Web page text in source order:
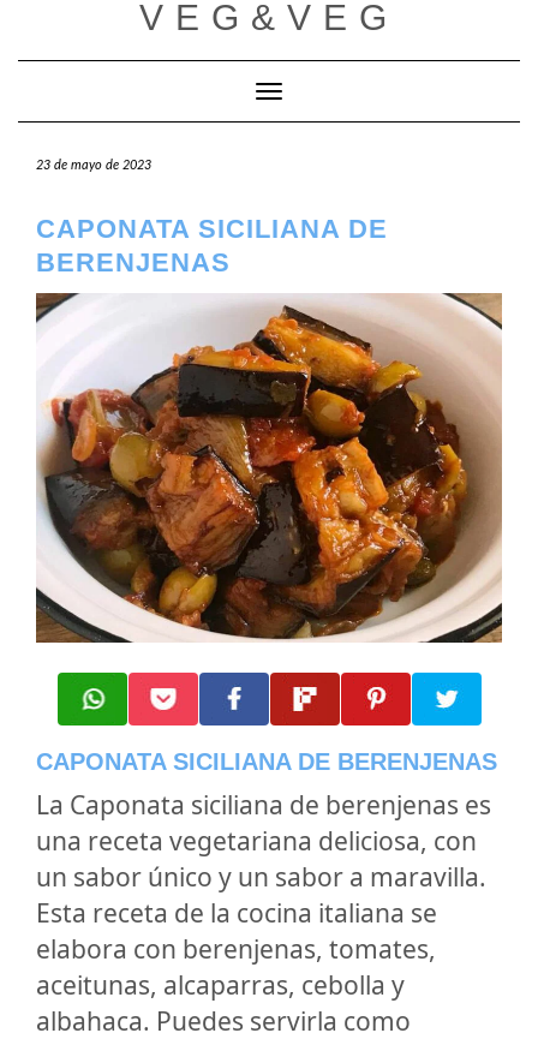
contenido
VEG&VEG
Cambiar modo de navegación
23 de mayo de 2023
CAPONATA SICILIANA DE
BERENJENAS
CAPONATA SICILIANA DE BERENJENAS
La Caponata siciliana de berenjenas es
una receta vegetariana deliciosa, con
un sabor único y un sabor a maravilla.
Esta receta de la cocina italiana se
elabora con berenjenas, tomates,
aceitunas, alcaparras, cebolla y
albahaca. Puedes servirla como